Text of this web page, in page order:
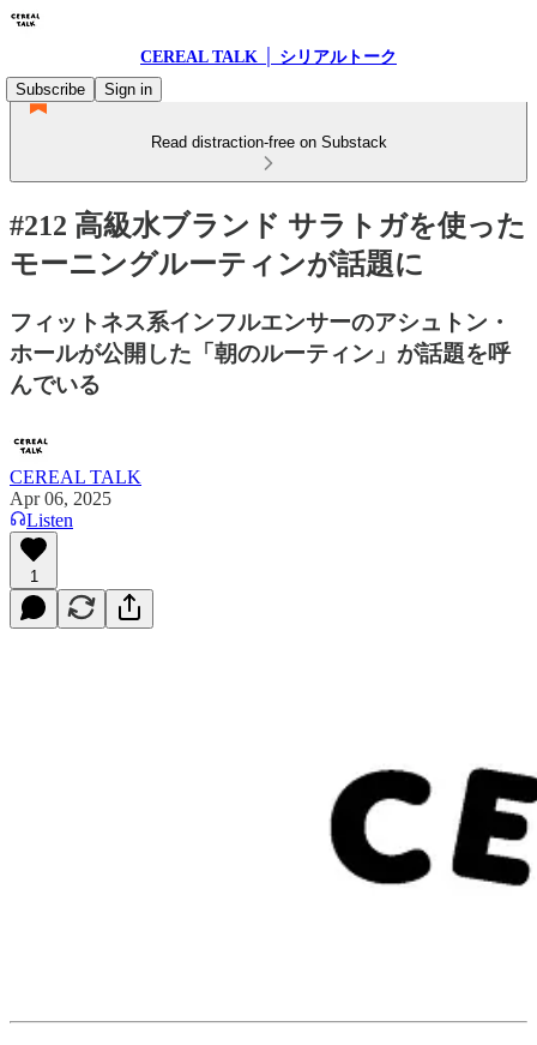
CEREAL TALK │ シリアルトーク
Subscribe
Sign in
Read distraction-free on Substack
#212 高級水ブランド サラトガを使った
モーニングルーティンが話題に
フィットネス系インフルエンサーのアシュトン・
ホールが公開した「朝のルーティン」が話題を呼
んでいる
CEREAL TALK
Apr 06, 2025
Listen
1